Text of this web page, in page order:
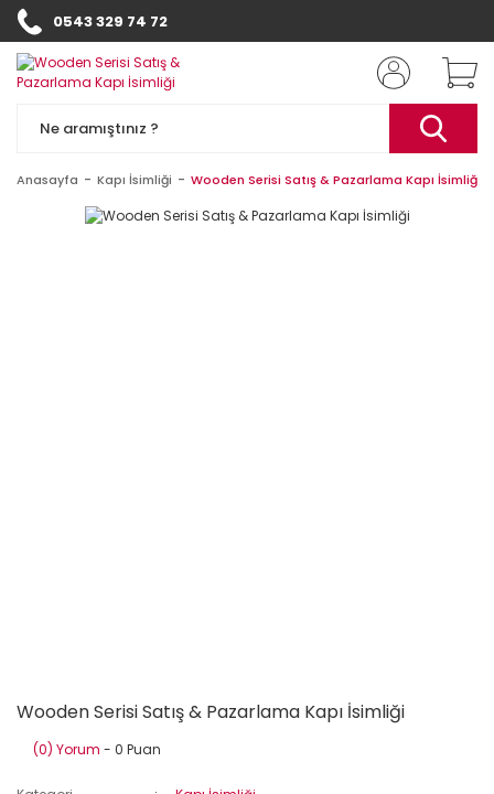
0543 329 74 72
Anasayfa Kapı İsimliği Wooden Serisi Satış & Pazarlama Kapı İsimliği
Wooden Serisi Satış & Pazarlama Kapı İsimliği
(0) Yorum - 0 Puan